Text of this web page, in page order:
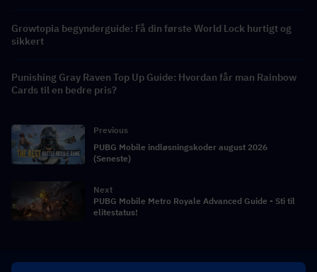
Growtopia begynderguide: Få din første World Lock hurtigt og
sikkert
Punishing Gray Raven Top Up Guide: Hvordan får man Rainbow
Cards til en bedre pris?
Previous
PUBG Mobile indløsningskoder august 2026
(Seneste)
Next
PUBG Mobile Metro Royale Advanced Guide - Sti til
elitestatus!